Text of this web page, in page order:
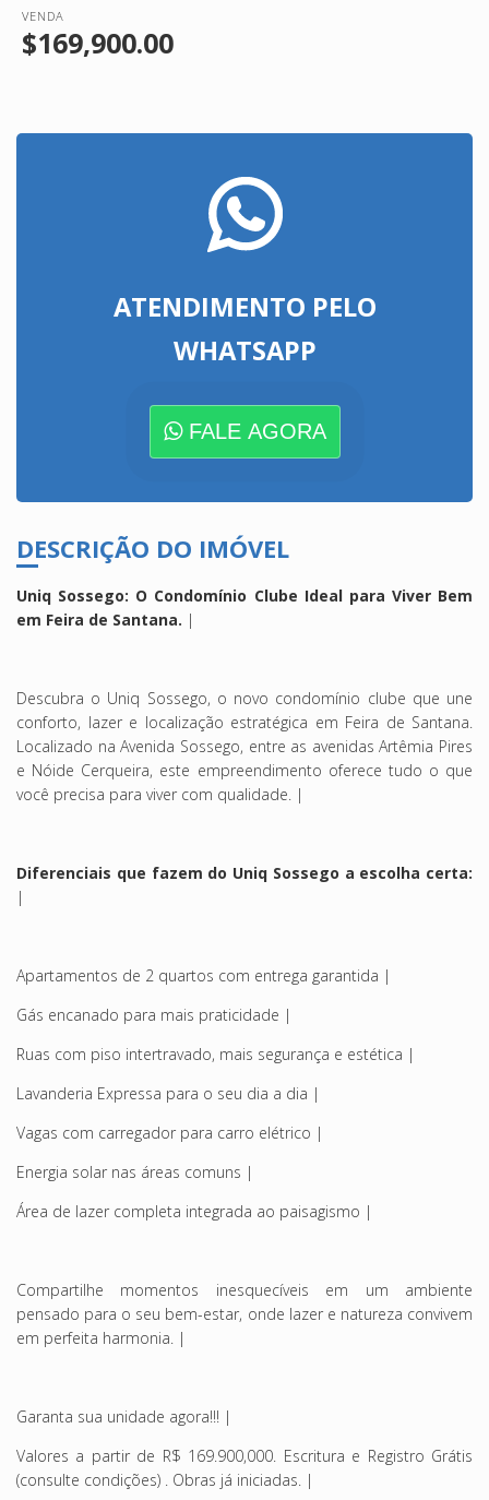
VENDA
$169,900.00
ATENDIMENTO PELO
WHATSAPP
FALE AGORA
DESCRIÇÃO DO IMÓVEL
Uniq Sossego: O Condomínio Clube Ideal para Viver Bem
em Feira de Santana. |
Descubra o Uniq Sossego, o novo condomínio clube que une
conforto, lazer e localização estratégica em Feira de Santana.
Localizado na Avenida Sossego, entre as avenidas Artêmia Pires
e Nóide Cerqueira, este empreendimento oferece tudo o que
você precisa para viver com qualidade. |
Diferenciais que fazem do Uniq Sossego a escolha certa:
|
Apartamentos de 2 quartos com entrega garantida |
Gás encanado para mais praticidade |
Ruas com piso intertravado, mais segurança e estética |
Lavanderia Expressa para o seu dia a dia |
Vagas com carregador para carro elétrico |
Energia solar nas áreas comuns |
Área de lazer completa integrada ao paisagismo |
Compartilhe momentos inesquecíveis em um ambiente
pensado para o seu bem-estar, onde lazer e natureza convivem
em perfeita harmonia. |
Garanta sua unidade agora!!! |
Valores a partir de R$ 169.900,000. Escritura e Registro Grátis
(consulte condições) . Obras já iniciadas. |